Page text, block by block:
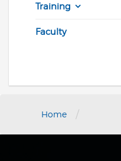
Training
Faculty
Home /